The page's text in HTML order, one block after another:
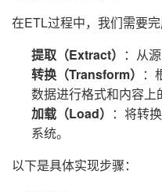
在ETL过程中，我们需要完
提取（Extract） ：从
转换（Transform） ：
数据进行格式和内容上
加载（Load） ：将转
系统。
以下是具体实现步骤：